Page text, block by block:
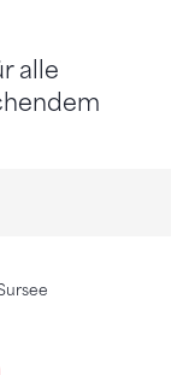
alle